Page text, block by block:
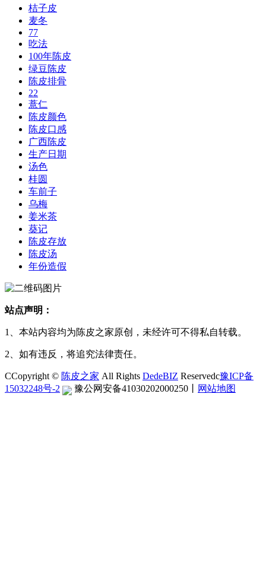
桔子皮
麦冬
77
吃法
100年陈皮
绿豆陈皮
陈皮排骨
22
薏仁
陈皮颜色
陈皮口感
广西陈皮
生产日期
汤色
桂圆
车前子
乌梅
姜米茶
葵记
陈皮存放
陈皮汤
年份造假
站点声明：
1、本站内容均为陈皮之家原创，未经许可不得私自转载。
2、如有违反，将追究法律责任。
CCopyright © 陈皮之家 All Rights DedeBIZ Reservedc豫ICP备
15032248号-2
豫公网安备41030202000250 网站地图